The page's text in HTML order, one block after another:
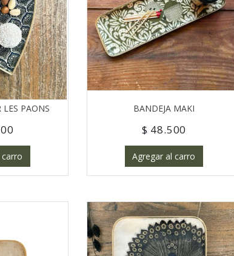
LES PAONS BANDEJA MAKI
$ 48.500
Agregar al carro